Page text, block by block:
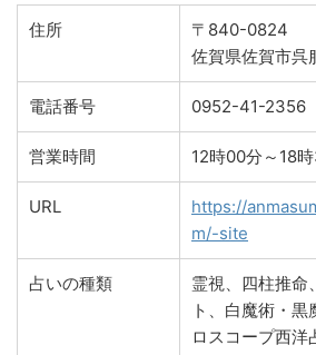
住所
〒840-0824
佐賀県佐賀市呉
電話番号 0952-41-2356
営業時間 12時00分～18
URL
https://
m/-site
占いの種類
霊視、四柱推命
ト、白魔術・
ロスコープ西洋